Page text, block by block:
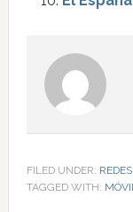
FILED UNDER:
TAGGED WITH: